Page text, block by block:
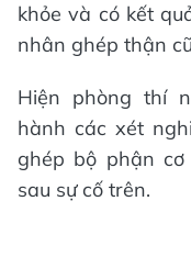
khỏe và có kết
nhân ghép thận
Hiện phòng thí
hành các xét
ghép bộ phận
sau sự cố trên.